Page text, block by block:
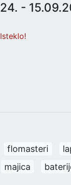
-
Isteklo!
flomasteri
majica